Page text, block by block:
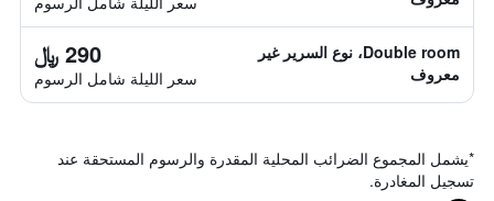
Double room، نوع السرير غير
معروف
290 ﷼
سعر الليلة شامل الرسوم
*يشمل المجموع الضرائب المحلية المقدرة والرسوم المستحقة عند
تسجيل المغادرة.